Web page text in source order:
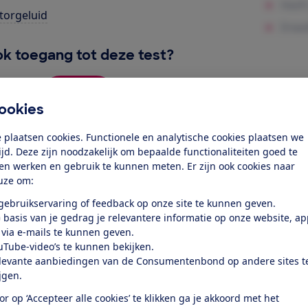
plaatsen cookies. Functionele en analytische cookies plaatsen we
Deze zijn noodzakelijk om bepaalde functionaliteiten goed te
werken en gebruik te kunnen meten. Er zijn ook cookies naar
om:
of feedback op onze site te kunnen geven.
basis van je gedrag je relevantere informatie op onze website,
e-mails te kunnen geven.
video’s te kunnen bekijken.
aanbiedingen van de Consumentenbond op andere sites
op ‘Accepteer alle cookies’ te klikken ga je akkoord met het
toegang tot deze test?
Al lid? Log in
je ver fietsen op een